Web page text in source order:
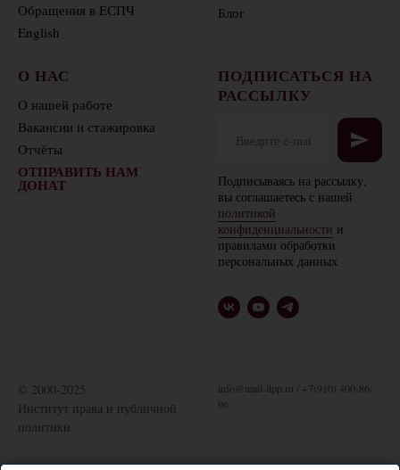
Обращения в ЕСПЧ
English
Блог
О НАС
О нашей работе
Вакансии и стажировка
Отчёты
ОТПРАВИТЬ НАМ
ДОНАТ
ПОДПИСАТЬСЯ НА
РАССЫЛКУ
Подписываясь на рассылку,
вы соглашаетесь с нашей
политикой
конфиденциальности и
правилами обработки
персональных данных
© 2000-2025
Институт права и публичной
политики
info@mail-ilpp.ru / +7(910) 400-86-
96